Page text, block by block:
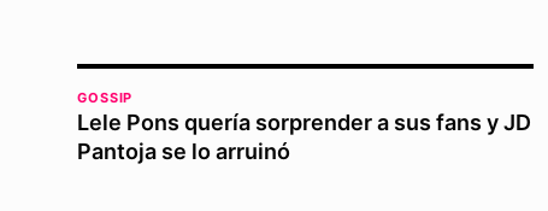
GOSSIP
Lele Pons quería sorprender a sus fans y JD
Pantoja se lo arruinó